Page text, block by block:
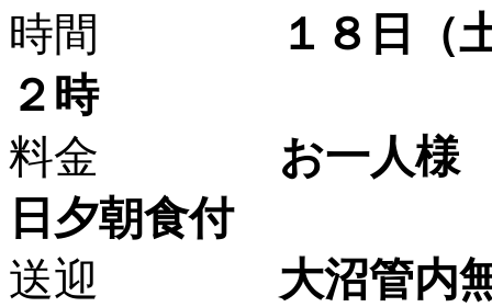
時間
１８日（土）
２時
料金 お一人様 １
日夕朝食付
送迎
大沼管内無